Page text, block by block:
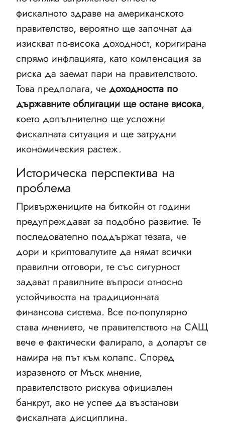
фискалното здраве на американското
правителство, вероятно ще започнат да
изискват по-висока доходност, коригирана
спрямо инфлацията, като компенсация за
риска да заемат пари на правителството.
Това предполага, че доходността по
държавните облигации ще остане висока,
което допълнително ще усложни
фискалната ситуация и ще затрудни
икономическия растеж.
Историческа перспектива на
проблема
Привържениците на биткойн от години
предупреждават за подобно развитие. Те
последователно поддържат тезата, че
дори и криптовалутите да нямат всички
правилни отговори, те със сигурност
задават правилните въпроси относно
устойчивостта на традиционната
финансова система. Все по-популярно
става мнението, че правителството на САЩ
вече е фактически фалирало, а доларът се
намира на път към колапс. Според
изразеното от Мъск мнение,
правителството рискува официален
банкрут, ако не успее да възстанови
фискалната дисциплина.